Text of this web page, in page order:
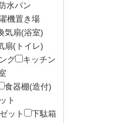
水パン
機置き場
気扇(浴室)
扇(トイレ)
グ
キッチン
食器棚(造付)
ト
ット
下駄箱